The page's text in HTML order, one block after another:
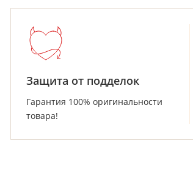
Защита от подделок
Гарантия 100% оригинальности
товара!